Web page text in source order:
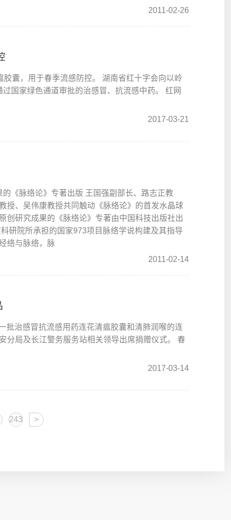
2011-02-26
囊，用于春季流感防控。 湖南省红十字会向以岭
国家绿色通道审批的治感冒、抗流感中药。 红网
2017-03-21
《脉络论》专著出版 王国强副部长、路志正教
授、吴伟康教授共同触动《脉络论》的首发水晶球
创研究成果的《脉络论》专著由中国科技出版社出
研院所承担的国家973项目脉络学说构建及其指导
络与脉络，脉
2011-02-14
批治感冒抗流感用药连花清瘟胶囊和清肺润喉的连
分局及长江警务服务站相关领导出席捐赠仪式。 春
2017-03-14
243 >